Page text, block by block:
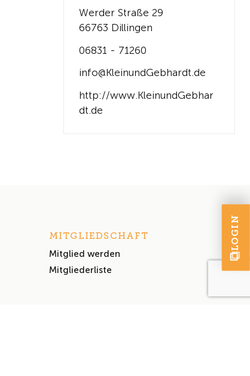
Werder Straße 29
66763 Dillingen
06831 - 71260
info@KleinundGebhardt.de
http://www.KleinundGebhar
dt.de
MITGLIEDSCHAFT
Mitglied werden
Mitgliederliste
LOGIN